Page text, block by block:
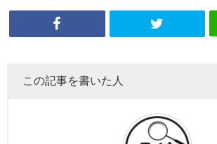
この記事を書いた人